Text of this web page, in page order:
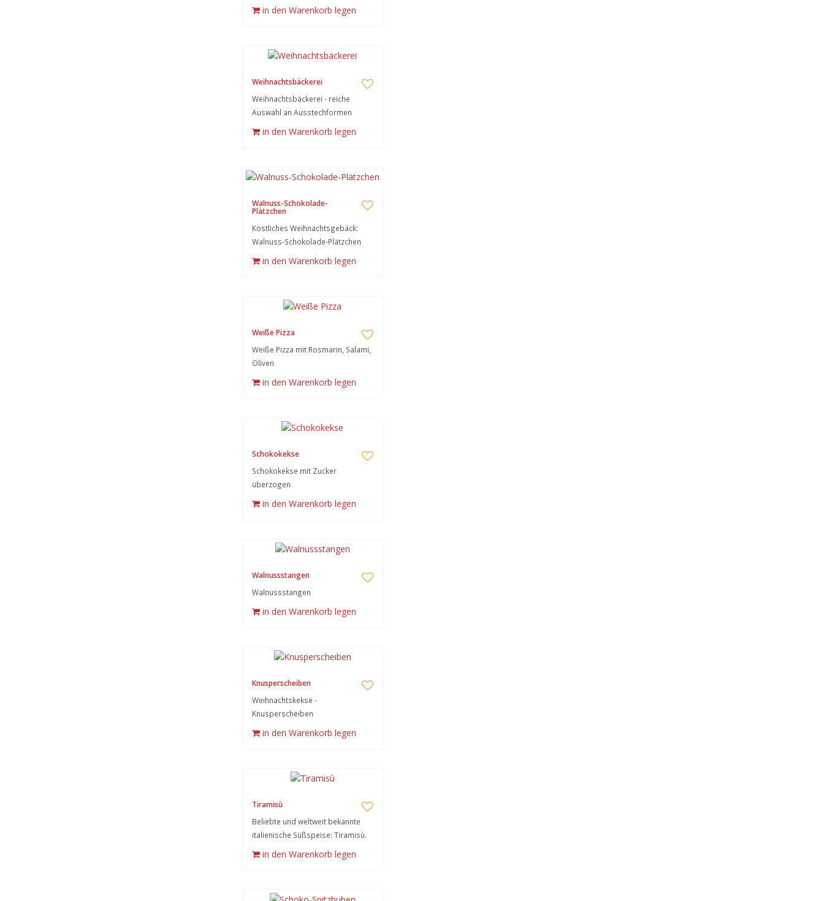
in den Warenkorb legen
Weihnachtsbäckerei
Weihnachtsbäckerei - reiche
Auswahl an Ausstechformen
in den Warenkorb legen
Walnuss-Schokolade-
Plätzchen
Köstliches Weihnachtsgebäck:
Walnuss-Schokolade-Plätzchen
in den Warenkorb legen
Weiße Pizza
Weiße Pizza mit Rosmarin, Salami,
Oliven
in den Warenkorb legen
Schokokekse
Schokokekse mit Zucker
überzogen
in den Warenkorb legen
Walnussstangen
Walnussstangen
in den Warenkorb legen
Knusperscheiben
Weihnachtskekse -
Knusperscheiben
in den Warenkorb legen
Tiramisù
Beliebte und weltweit bekannte
italienische Süßspeise: Tiramisù.
in den Warenkorb legen